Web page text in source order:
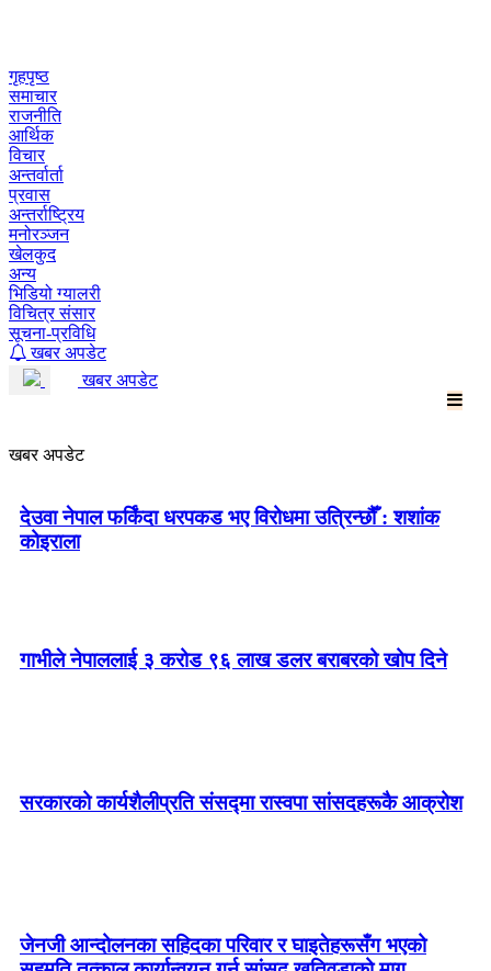
गृहपृष्ठ
समाचार
राजनीति
आर्थिक
विचार
अन्तर्वार्ता
प्रवास
अन्तर्राष्ट्रिय
मनोरञ्जन
खेलकुद
अन्य
भिडियो ग्यालरी
विचित्र संसार
सूचना-प्रविधि
खबर अपडेट
खबर अपडेट
खबर अपडेट
देउवा नेपाल फर्किंदा धरपकड भए विरोधमा उत्रिन्छौँ : शशांक
कोइराला
गाभीले नेपाललाई ३ करोड ९६ लाख डलर बराबरको खोप दिने
सरकारको कार्यशैलीप्रति संसद्‍मा रास्वपा सांसदहरूकै आक्रोश
जेनजी आन्दोलनका सहिदका परिवार र घाइतेहरूसँग भएको